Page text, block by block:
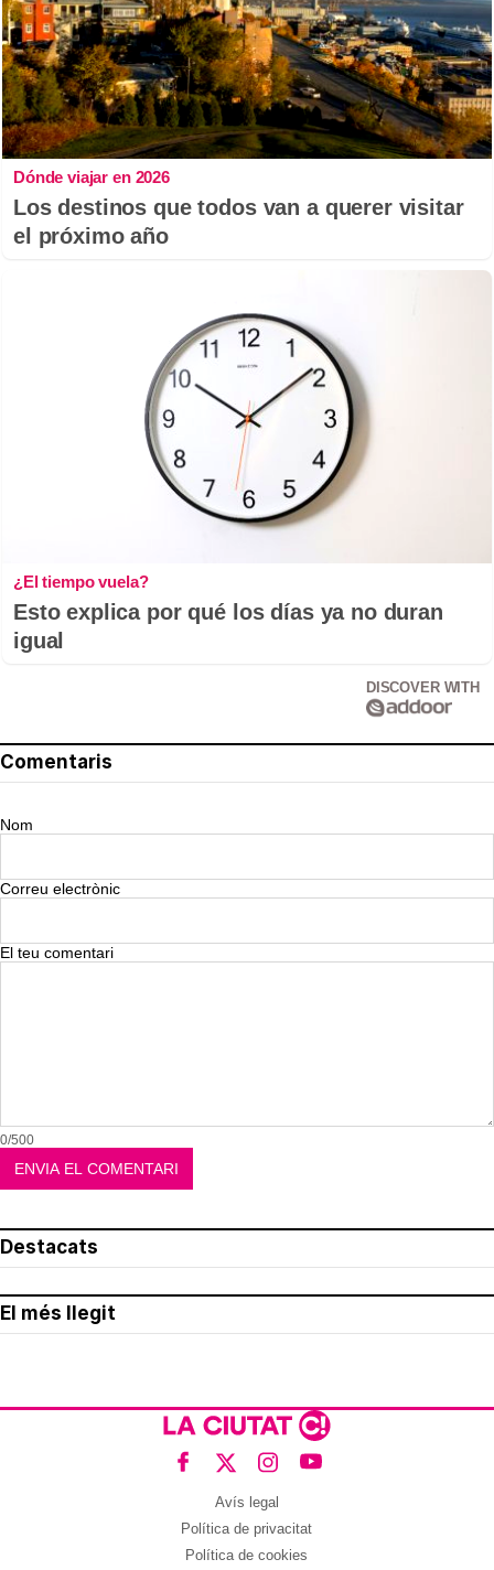
Dónde viajar en 2026
Los destinos que todos van a querer visitar
el próximo año
¿El tiempo vuela?
Esto explica por qué los días ya no duran
igual
DISCOVER WITH
Comentaris
Nom
Correu electrònic
El teu comentari
0/500
Destacats
El més llegit
Avís legal
Política de privacitat
Política de cookies